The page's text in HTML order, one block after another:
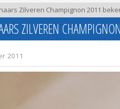
Zilveren Champignon 2011
ZILVEREN
2011